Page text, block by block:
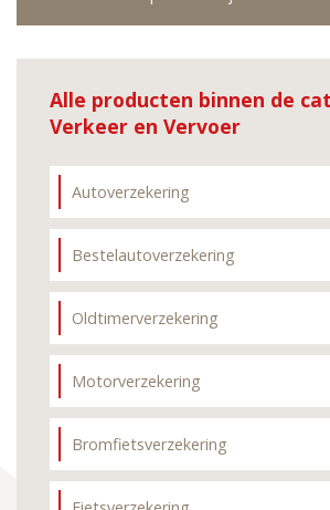
Alle producten binnen de
Verkeer en Vervoer
Autoverzekering
Bestelautoverzekering
Oldtimerverzekering
Motorverzekering
Bromfietsverzekering